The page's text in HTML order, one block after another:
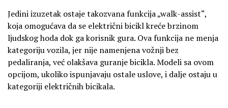
Jedini izuzetak ostaje takozvana funkcija „walk-assist“,
koja omogućava da se električni bicikl kreće brzinom
ljudskog hoda dok ga korisnik gura. Ova funkcija ne menja
kategoriju vozila, jer nije namenjena vožnji bez
pedaliranja, već olakšava guranje bicikla. Modeli sa ovom
opcijom, ukoliko ispunjavaju ostale uslove, i dalje ostaju u
kategoriji električnih bicikala.